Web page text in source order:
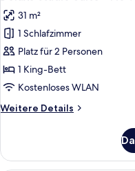
Fotos
für
Deluxe
studio
Suite
-
view,
Bed
31 m²
1 Schlafzimmer
Platz für 2 Personen
1 King-Bett
Kostenloses WLAN
Weitere Details
Weitere
studio